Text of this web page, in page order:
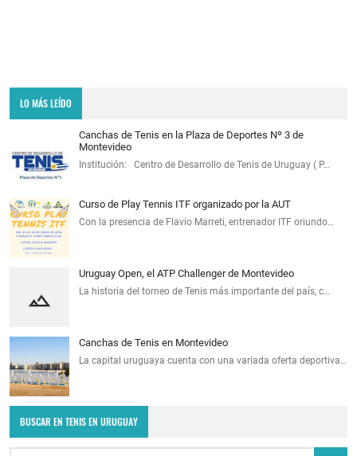
LO MÁS LEÍDO
Canchas de Tenis en la Plaza de Deportes Nº 3 de
Montevideo
Institución: Centro de Desarrollo de Tenis de Uruguay ( P…
Curso de Play Tennis ITF organizado por la AUT
Con la presencia de Flavio Marreti, entrenador ITF oriundo…
Uruguay Open, el ATP Challenger de Montevideo
La historia del torneo de Tenis más importante del país, c…
Canchas de Tenis en Montevideo
La capital uruguaya cuenta con una variada oferta deportiva…
BUSCAR EN TENIS EN URUGUAY